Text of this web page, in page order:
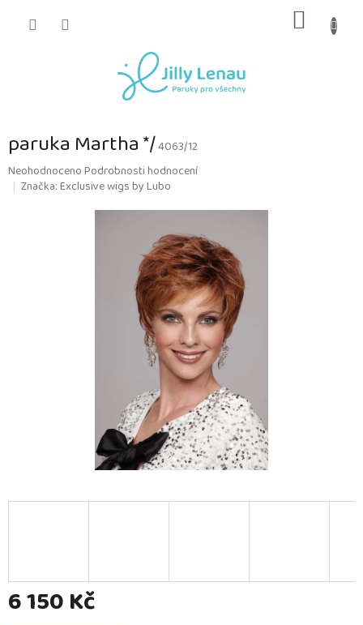
KOŠÍK
paruka Martha */4063/12
Průměrné
hodnocení
NeohodnocenoPodrobnosti hodnocení
Značka:Exclusive wigs by Lubo
6 150 Kč